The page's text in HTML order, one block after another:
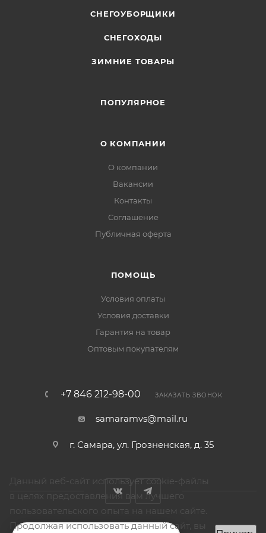
СНЕГОУБОРЩИКИ
СНЕГОХОДЫ
ЗИМНИЕ ТОВАРЫ
ПОПУЛЯРНОЕ
О КОМПАНИИ
О компании
Вакансии
Контакты
Соглашение
Публичная оферта
ПОМОЩЬ
Условия оплаты
Условия доставки
Гарантия на товар
Оптовым покупателям
+7 846 212-98-00 ЗАКАЗАТЬ ЗВОНОК
samaramvs@mail.ru
г. Самара, ул. Грозненская, д. 35
Данный веб-сайт использует cookie-файлы
в целях предоставления вам лучшего
пользовательского опыта на нашем сайте.
Продолжая использовать данный сайт, вы